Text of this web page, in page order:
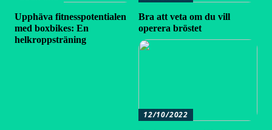
Upphäva fitnesspotentialen
med boxbikes: En
helkroppsträning
Bra att veta om du vill
operera bröstet
12/10/2022